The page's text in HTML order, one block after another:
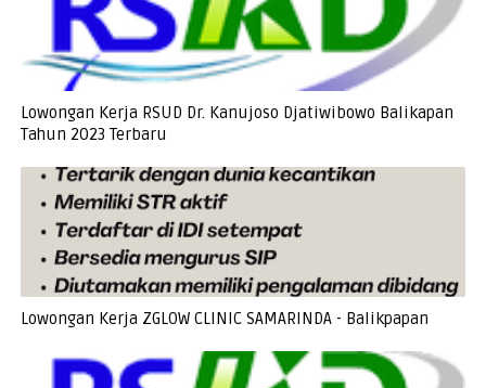
Lowongan Kerja RSUD Dr. Kanujoso Djatiwibowo Balikapan
Tahun 2023 Terbaru
Lowongan Kerja ZGLOW CLINIC SAMARINDA - Balikpapan